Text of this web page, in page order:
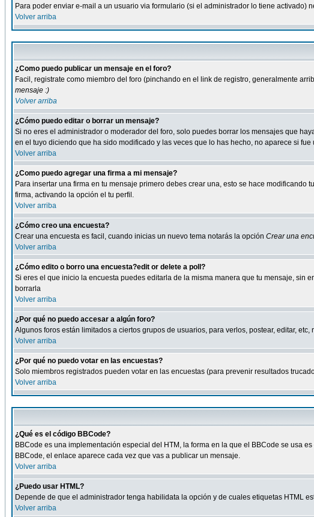
Para poder enviar e-mail a un usuario via formulario (si el administrador lo tiene
Volver arriba
¿Como puedo publicar un mensaje en el foro?
Facil, registrate como miembro del foro (pinchando en el link de registro, generalmente
mensaje :)
Volver arriba
¿Cómo puedo editar o borrar un mensaje?
Si no eres el administrador o moderador del foro, solo puedes borrar los mensajes que
en el tuyo diciendo que ha sido modificado y las veces que lo has hecho, no aparece si
Volver arriba
¿Como puedo agregar una firma a mi mensaje?
Para insertar una firma en tu mensaje primero debes crear una, esto se hace modificando
firma, activando la opción el tu perfil.
Volver arriba
¿Cómo creo una encuesta?
Crear una encuesta es facil, cuando inicias un nuevo tema notarás la opción Crear una
Volver arriba
¿Cómo edito o borro una encuesta?edit or delete a poll?
Si eres el que inicio la encuesta puedes editarla de la misma manera que tu mensaje, sin
borrarla
Volver arriba
¿Por qué no puedo accesar a algún foro?
Algunos foros están limitados a ciertos grupos de usuarios, para verlos, postear, editar,
Volver arriba
¿Por qué no puedo votar en las encuestas?
Solo miembros registrados pueden votar en las encuestas (para prevenir resultados
Volver arriba
¿Qué es el código BBCode?
BBCode es una implementación especial del HTM, la forma en la que el BBCode se usa
BBCode, el enlace aparece cada vez que vas a publicar un mensaje.
Volver arriba
¿Puedo usar HTML?
Depende de que el administrador tenga habilidata la opción y de cuales etiquetas HTML
Volver arriba